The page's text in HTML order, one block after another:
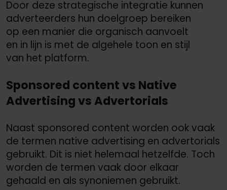
Door deze strategische integratie kunnen
adverteerders hun doelgroep bereiken
op een manier die organisch aanvoelt
en in lijn is met de algehele toon en stijl
van het platform.
Sponsored content vs Native
Advertising vs Advertorials
Naast sponsored content worden ook vaak
de termen native advertising en advertorials
gebruikt. Dit is niet helemaal hetzelfde. Toch
worden de termen vaak door elkaar
gehaald en als synoniemen gebruikt.